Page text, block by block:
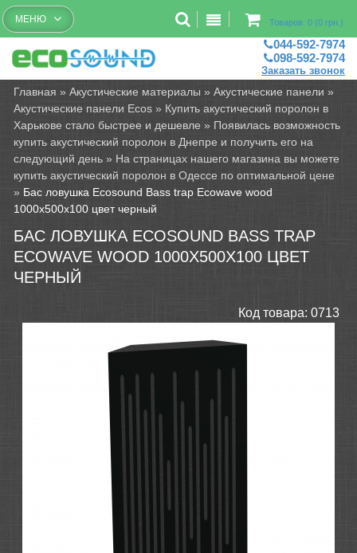
Бесплатный рассчет помещений
Товаров: 0 (0 грн.)
МЕНЮ
044-592-7974
098-592-7974
Заказать звонок
Главная »Акустические материалы »Акустические панели »
Акустические панели Ecos » Купить акустический поролон в
Харькове стало быстрее и дешевле » Появилась возможность
купить акустический поролон в Днепре и получить его на
следующий день » На страницах нашего магазина вы можете
купить акустический поролон в Одессе по оптимальной цене
» Бас ловушка Ecosound Bass trap Ecowave wood
1000х500х100 цвет черный
БАС ЛОВУШКА ECOSOUND BASS TRAP
ECOWAVE WOOD 1000Х500Х100 ЦВЕТ
ЧЕРНЫЙ
Код товара: 0713